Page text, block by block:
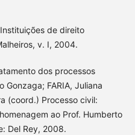
de direito
v. I, 2004.
dos processos
Gonzaga; FARIA, Juliana
(coord.) Processo civil:
ao Prof. Humberto
Del Rey, 2008.